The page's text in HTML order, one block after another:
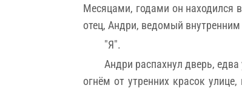
Месяцами, годами он находился
отец, Андри, ведомый
"Я".
Андри распахнул дверь,
огнём от утренних красок